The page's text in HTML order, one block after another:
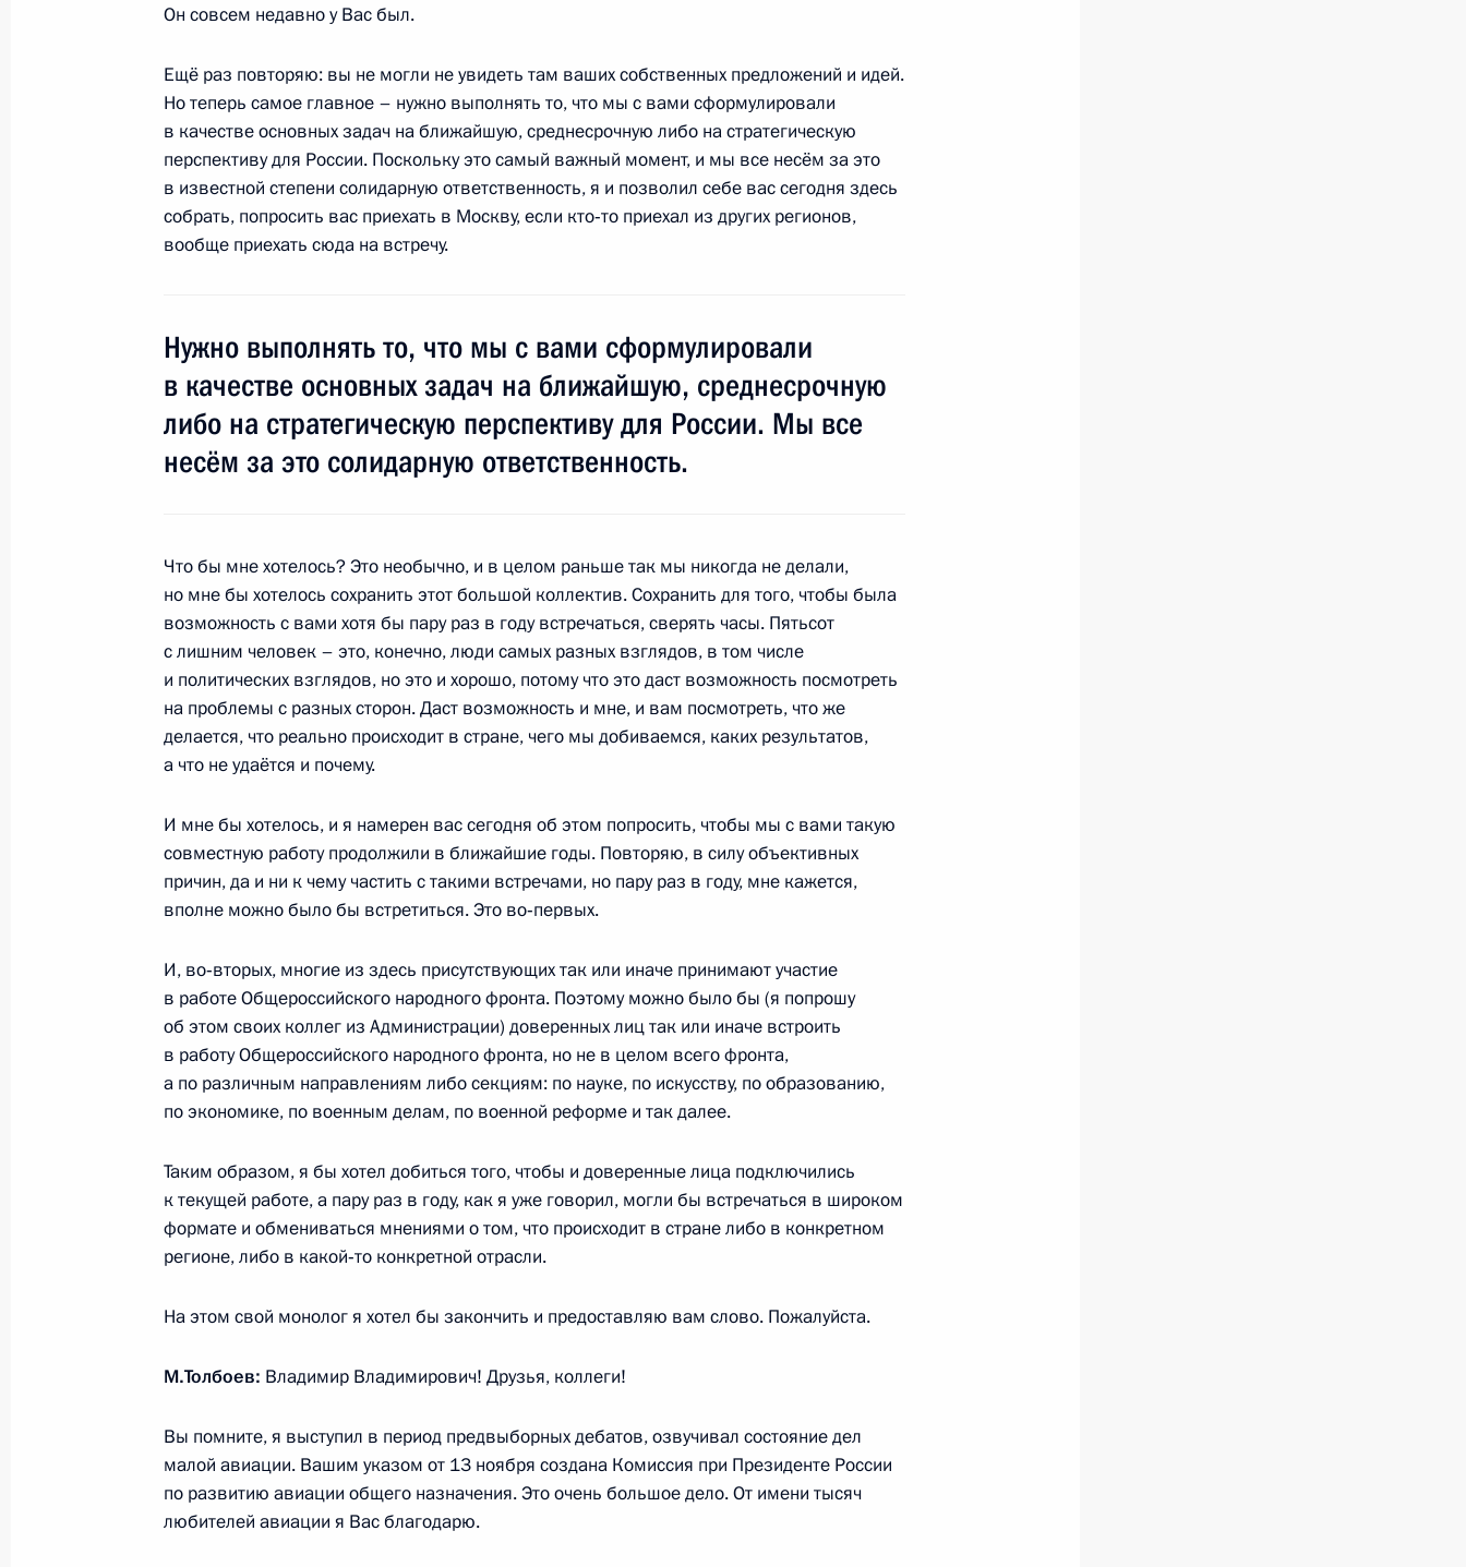
Рабочая встреча с губернатором Новосибирской области
11 декабря 2012 года, 20:30 Московская область, Ново-Огарёво
Соболезнования родным Галины Вишневской
11 декабря 2012 года, 20:00
Встреча с Президентом Уганды Йовери Мусевени
Московская область, Ново-Огарёво
10 декабря 2012 года, понедельник
10 декабря 2012 года, 17:15 Москва
Владимир Путин встретится с Президентом Бразилии Дилмой
Роуссефф
10 декабря 2012 года, 16:00
Открыта аккредитация журналистов на освещение заседания
Высшего Евразийского экономического совета и саммитов
ЕврАзЭС и ОДКБ
10 декабря 2012 года, 13:00
Владимир Путин встретится с Президентом Уганды Йовери
Мусевени
10 декабря 2012 года, 10:10
8 декабря 2012 года, суббота
Посещение ледового дворца спорта «Айсберг»
8 декабря 2012 года, 19:00 Сочи
5
Совещание по вопросам подготовки к Олимпиаде 2014 года
8 декабря 2012 года, 17:00 Сочи
7 декабря 2012 года, пятница
Он совсем недавно у Вас был.
Ещё раз повторяю: вы не могли не увидеть там ваших собственных предложений и идей.
Но теперь самое главное – нужно выполнять то, что мы с вами сформулировали
в качестве основных задач на ближайшую, среднесрочную либо на стратегическую
перспективу для России. Поскольку это самый важный момент, и мы все несём за это
в известной степени солидарную ответственность, я и позволил себе вас сегодня здесь
собрать, попросить вас приехать в Москву, если кто‑то приехал из других регионов,
вообще приехать сюда на встречу.
Нужно выполнять то, что мы с вами сформулировали
в качестве основных задач на ближайшую, среднесрочную
либо на стратегическую перспективу для России. Мы все
несём за это солидарную ответственность.
Что бы мне хотелось? Это необычно, и в целом раньше так мы никогда не делали,
но мне бы хотелось сохранить этот большой коллектив. Сохранить для того, чтобы была
возможность с вами хотя бы пару раз в году встречаться, сверять часы. Пятьсот
с лишним человек – это, конечно, люди самых разных взглядов, в том числе
и политических взглядов, но это и хорошо, потому что это даст возможность посмотреть
на проблемы с разных сторон. Даст возможность и мне, и вам посмотреть, что же
делается, что реально происходит в стране, чего мы добиваемся, каких результатов,
а что не удаётся и почему.
И мне бы хотелось, и я намерен вас сегодня об этом попросить, чтобы мы с вами такую
совместную работу продолжили в ближайшие годы. Повторяю, в силу объективных
причин, да и ни к чему частить с такими встречами, но пару раз в году, мне кажется,
вполне можно было бы встретиться. Это во‑первых.
И, во‑вторых, многие из здесь присутствующих так или иначе принимают участие
в работе Общероссийского народного фронта. Поэтому можно было бы (я попрошу
об этом своих коллег из Администрации) доверенных лиц так или иначе встроить
в работу Общероссийского народного фронта, но не в целом всего фронта,
а по различным направлениям либо секциям: по науке, по искусству, по образованию,
по экономике, по военным делам, по военной реформе и так далее.
Таким образом, я бы хотел добиться того, чтобы и доверенные лица подключились
к текущей работе, а пару раз в году, как я уже говорил, могли бы встречаться в широком
формате и обмениваться мнениями о том, что происходит в стране либо в конкретном
регионе, либо в какой‑то конкретной отрасли.
На этом свой монолог я хотел бы закончить и предоставляю вам слово. Пожалуйста.
М.Толбоев: Владимир Владимирович! Друзья, коллеги!
Вы помните, я выступил в период предвыборных дебатов, озвучивал состояние дел
малой авиации. Вашим указом от 13 ноября создана Комиссия при Президенте России
по развитию авиации общего назначения. Это очень большое дело. От имени тысяч
любителей авиации я Вас благодарю.